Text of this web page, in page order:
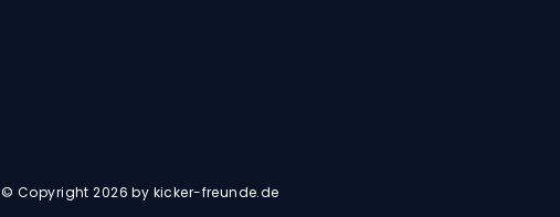
© Copyright 2026 by kicker-freunde.de